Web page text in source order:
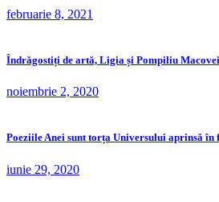
februarie 8, 2021
Îndrăgostiți de artă, Ligia și Pompiliu
noiembrie 2, 2020
Poeziile Anei sunt torța Universului aprinsă
iunie 29, 2020